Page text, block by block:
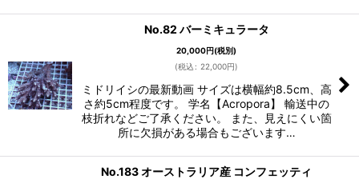
No.82 バーミキュラータ
20,000円(税別)
(税込 : 22,000円)
ミドリイシの最新動画 サイズは横幅約8.5cm、高
さ約5cm程度です。 学名【Acropora】 輸送中の
枝折れなどご了承ください。 また、見えにくい箇
所に欠損がある場合もございます…
No.183 オーストラリア産 コンフェッティ